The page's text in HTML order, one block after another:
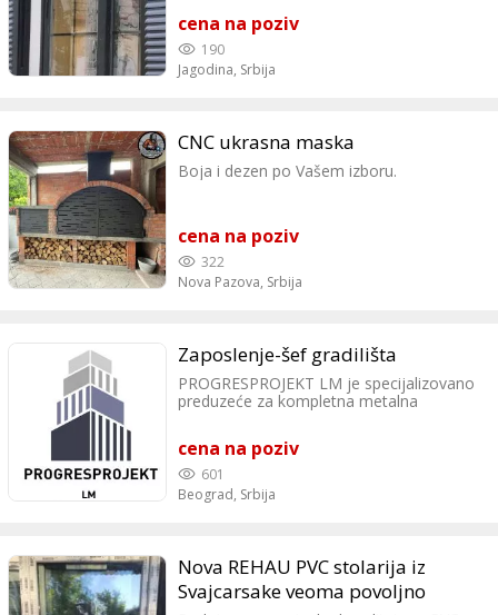
pružaju dodatnu zaštitu i sigurnost Vašem
objektu.
cena na poziv
190
Jagodina, Srbija
CNC ukrasna maska
Boja i dezen po Vašem izboru.
cena na poziv
322
Nova Pazova, Srbija
Zaposlenje-šef gradilišta
PROGRESPROJEKT LM je specijalizovano
preduzeće za kompletna metalna
izradu bravarskih proizvoda, pretežno za
potrebe građevinskog i industrijskog
sektora. Naš cilj je da budemo
prepoznatljivo preduzeće u oblasti
realizacije multidisciplinarnog inženjeringa
proširenja obima posla preduzeće
PROGRESPROJEKT LM raspisuje konkurs
za radno mesto šef gradilišta za oblast
cena na poziv
601
Beograd, Srbija
Nova REHAU PVC stolarija iz
Svajcarsake veoma povoljno